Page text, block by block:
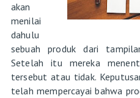
akan
menilai
dahulu
sebuah produk dari
Setelah itu mereka
tersebut atau tidak.
telah mempercayai bahwa